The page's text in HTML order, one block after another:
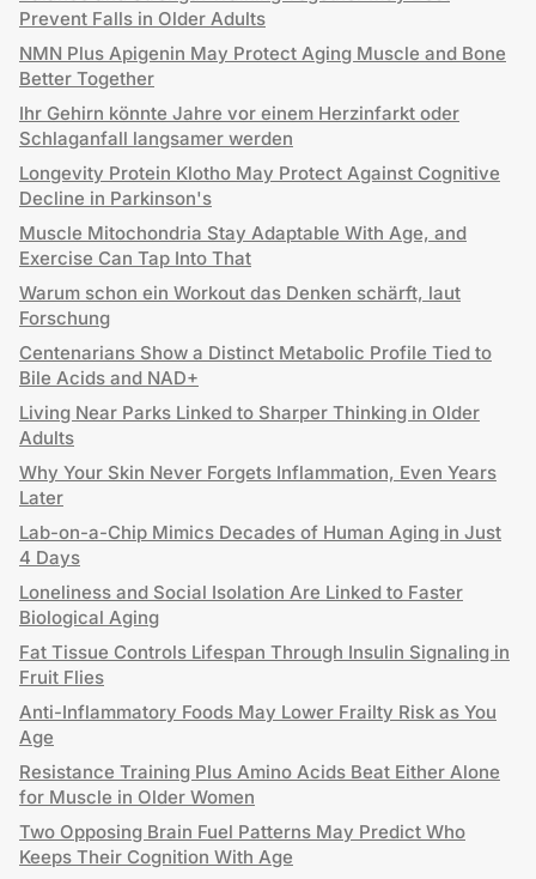
Prevent Falls in Older Adults
NMN Plus Apigenin May Protect Aging Muscle and Bone
Better Together
Ihr Gehirn könnte Jahre vor einem Herzinfarkt oder
Schlaganfall langsamer werden
Longevity Protein Klotho May Protect Against Cognitive
Decline in Parkinson's
Muscle Mitochondria Stay Adaptable With Age, and
Exercise Can Tap Into That
Warum schon ein Workout das Denken schärft, laut
Forschung
Centenarians Show a Distinct Metabolic Profile Tied to
Bile Acids and NAD+
Living Near Parks Linked to Sharper Thinking in Older
Adults
Why Your Skin Never Forgets Inflammation, Even Years
Later
Lab-on-a-Chip Mimics Decades of Human Aging in Just
4 Days
Loneliness and Social Isolation Are Linked to Faster
Biological Aging
Fat Tissue Controls Lifespan Through Insulin Signaling in
Fruit Flies
Anti-Inflammatory Foods May Lower Frailty Risk as You
Age
Resistance Training Plus Amino Acids Beat Either Alone
for Muscle in Older Women
Two Opposing Brain Fuel Patterns May Predict Who
Keeps Their Cognition With Age